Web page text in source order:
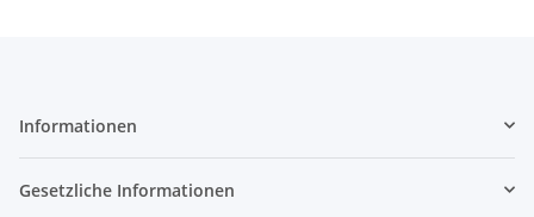
Informationen
Gesetzliche Informationen